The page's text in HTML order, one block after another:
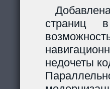
страниц
недочеты